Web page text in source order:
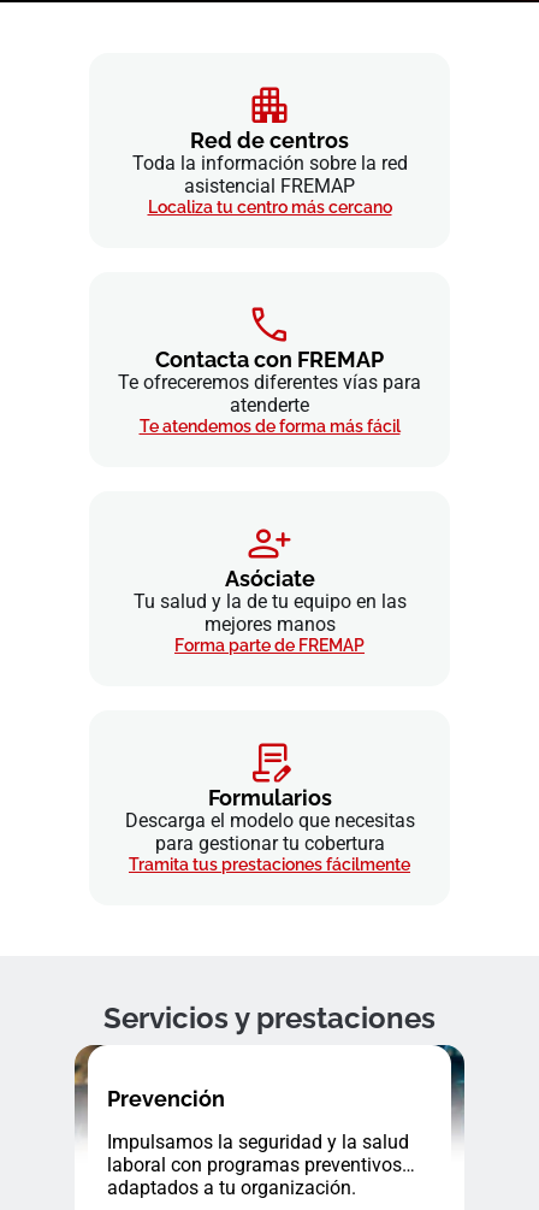
Red de centros
Toda la información sobre la red
asistencial FREMAP
Localiza tu centro más cercano
Contacta con FREMAP
Te ofreceremos diferentes vías para
atenderte
Te atendemos de forma más fácil
Asóciate
Tu salud y la de tu equipo en las
mejores manos
Forma parte de FREMAP
Formularios
Descarga el modelo que necesitas
para gestionar tu cobertura
Tramita tus prestaciones fácilmente
Servicios y prestaciones
Prevención
Impulsamos la seguridad y la salud
laboral con programas preventivos
adaptados a tu organización.